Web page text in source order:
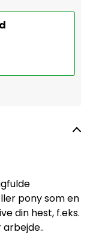
pony som en
din hest, f.eks.